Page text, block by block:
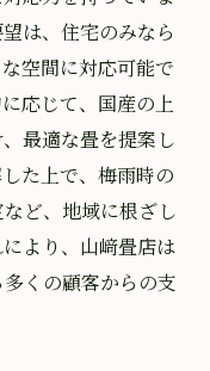
は、住宅のみなら
空間に対応可能で
応じて、国産の上
最適な畳を提案し
た上で、梅雨時の
ど、地域に根ざし
より、山﨑畳店は
くの顧客からの支